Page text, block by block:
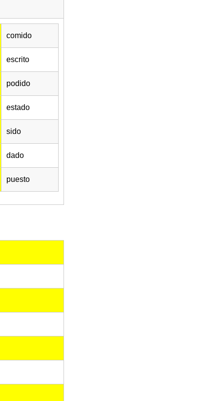
comido
escrito
podido
estado
sido
dado
puesto